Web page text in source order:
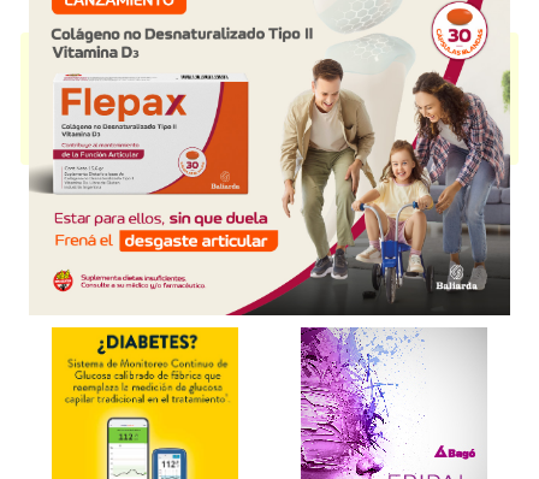
PROETZTOTALcontiene dexametasona+neomicina+asoc.
y se indica
comoAntibiótico Antialérgico. Es producido porDallas
y cuenta con 2
presentaciones disponibles.
Algunas presentaciones cuentan con cobertura PAMI.
Otros productos condexametasona+neomicina+asoc.
Otros productos deDallas